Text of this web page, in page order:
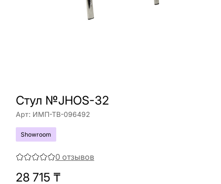
Стул №JHOS-32
Арт: ИМП-ТВ-096492
Showroom
0 отзывов
28 715 ₸